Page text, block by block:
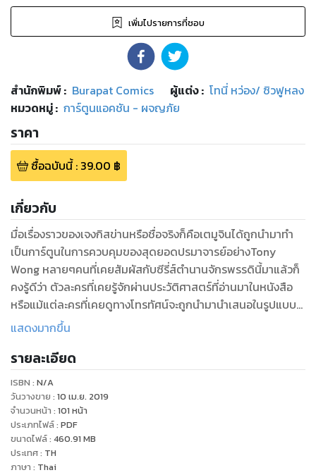
เพิ่มไปรายการที่ชอบ
สำนักพิมพ์: Burapat Comics ผู้แต่ง : โทนี่ หว่อง/ ซิวฟูหลง
หมวดหมู่: การ์ตูนแอคชัน - ผจญภัย
ราคา
ซื้อฉบับนี้: 39.00 ฿
เกี่ยวกับ
มื่อเรื่องราวของเจงกิสข่านหรือชื่อจริงก็คือเตมูจินได้ถูกนำมาทำ
เป็นการ์ตูนในการควบคุมของสุดยอดปรมาจารย์อย่างTony
Wong หลายๆคนที่เคยสัมผัสกับซีรี่ส์ตำนานจักรพรรดินี้มาแล้วก็
คงรู้ดีว่า ตัวละครที่เคยรู้จักผ่านประวัติศาสตร์ที่อ่านมาในหนังสือ
หรือแม้แต่ละครที่เคยดูทางโทรทัศน์จะถูกนำมานำเสนอในรูปแบบ
ที่สุดขั้ว และต่างออกไปอย่างไม่ธรรมดาแน่นอน ยิ่งบวกกับฉาก
เชือดเฉือนเข้มข้นอันเป็นเอกลักษณ์ของซีรี่ส์นี้ ก็น่าจะเป็นข้อ
พิสูจน์อย่างดีว่าทำไมมันจึงได้รับความนิยมอย่างล้นหลาม และออก
ต่อเนื่องกันมาไม่มีหยุดจนถึงภาคที่8กันแล้ว และนี่คือ "เจงกิสข่าน
จอมจักรพรรดิสะท้านโลก"
แสดงมากขึ้น
รายละเอียด
ISBN : N/A
วันวางขาย : 10 เม.ย. 2019
จำนวนหน้า : 101 หน้า
ประเภทไฟล์: PDF
ขนาดไฟล์: 460.91 MB
ประเทศ: TH
ภาษา : Thai